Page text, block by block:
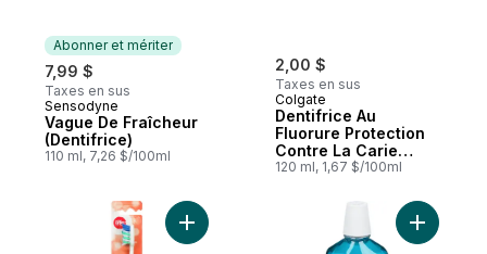
Abonner et mériter
7,99 $
Taxes en sus
Abonner et mériter
Sensodyne
Vague De Fraîcheur
(Dentifrice)
110 ml, 7,26 $/100ml
2,00 $
Taxes en sus
Colgate
Dentifrice Au
Fluorure Protection
Contre La Carie
Menthe Fraîche
120 ml, 1,67 $/100ml
Ajouter Brosse à dents à poils doux X au
Ajouter